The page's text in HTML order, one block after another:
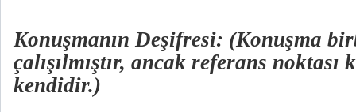
Konuşmanın Deşifresi: (Konuşma
çalışılmıştır, ancak referans noktası
kendidir.)